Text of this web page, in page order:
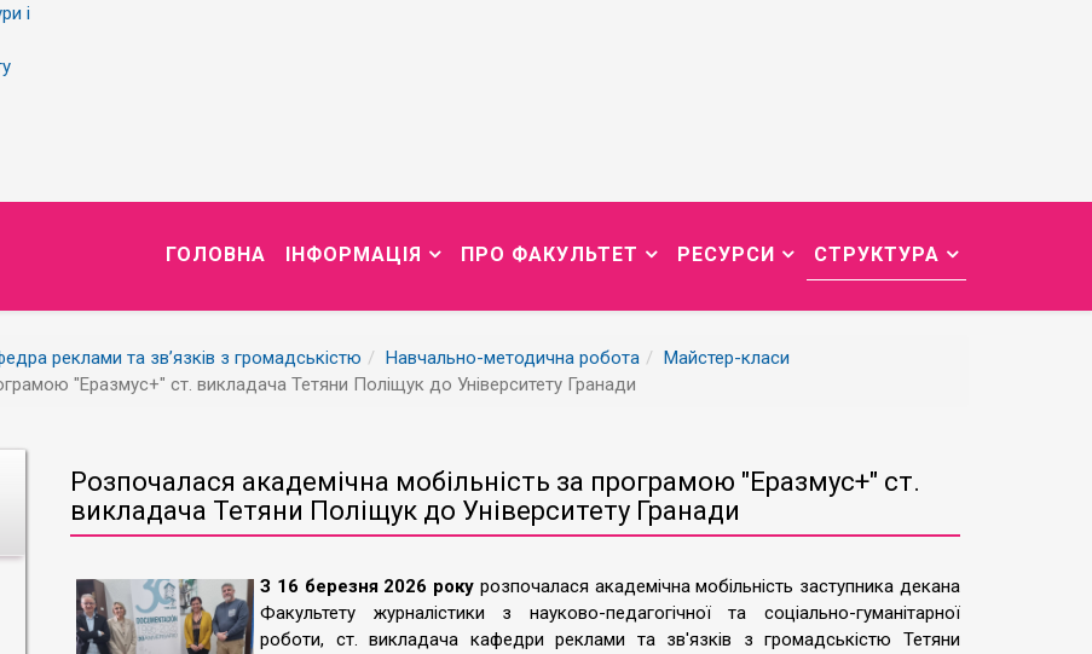
і
ГОЛОВНА ІНФОРМАЦІЯ ПРО ФАКУЛЬТЕТ РЕСУРСИ СТРУКТУРА
реклами та зв’язків з громадськістю Навчально-методична робота
Майстер-класи
"Еразмус+" ст. викладача Тетяни Поліщук до Університету Гранади
Розпочалася академічна мобільність за програмою "Еразмус+" ст.
викладача Тетяни Поліщук до Університету Гранади
З 16 березня 2026 року розпочалася академічна мобільність заступника декана
Факультету журналістики з науково-педагогічної та соціально-гуманітарної
роботи, ст. викладача кафедри реклами та зв'язків з громадськістю Тетяни